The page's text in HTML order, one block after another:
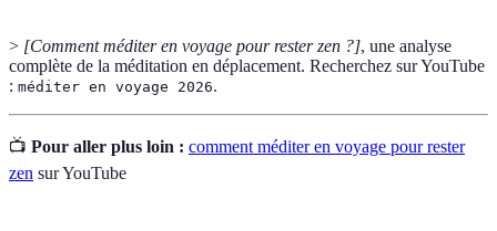
> [Comment méditer en voyage pour rester zen ?], une analyse
complète de la méditation en déplacement. Recherchez sur YouTube
: méditer en voyage 2026.
📺 Pour aller plus loin : comment méditer en voyage pour rester
zen sur YouTube